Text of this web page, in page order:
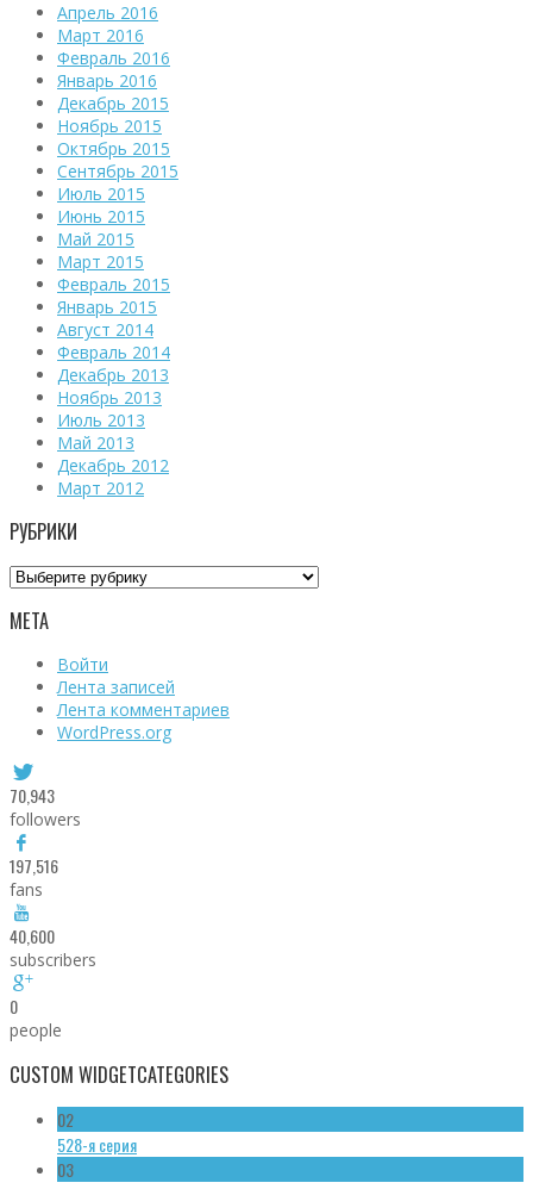
Апрель 2016
Март 2016
Февраль 2016
Январь 2016
Декабрь 2015
Ноябрь 2015
Октябрь 2015
Сентябрь 2015
Июль 2015
Июнь 2015
Май 2015
Март 2015
Февраль 2015
Январь 2015
Август 2014
Февраль 2014
Декабрь 2013
Ноябрь 2013
Июль 2013
Май 2013
Декабрь 2012
Март 2012
РУБРИКИ
Рубрики
МЕТА
Войти
Лента записей
Лента комментариев
WordPress.org
70,943
followers
197,516
fans
40,600
subscribers
0
people
CUSTOM WIDGETCATEGORIES
02
528-я серия
03